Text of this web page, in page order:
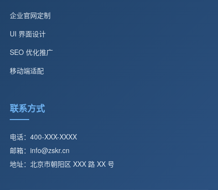
企业官网定制
UI 界面设计
SEO 优化推广
移动端适配
联系方式
电话：400-XXX-XXXX
邮箱：info@zskr.cn
地址：北京市朝阳区 XXX 路 XX 号